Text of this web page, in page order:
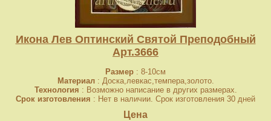
Икона Лев Оптинский Святой Преподобный
Арт.3666
Размер : 8-10см
Материал: Доска,левкас,темпера,золото.
Технология : Возможно написание в других размерах.
Срок изготовления : Нет в наличии. Срок изготовления 30 дней
Цена